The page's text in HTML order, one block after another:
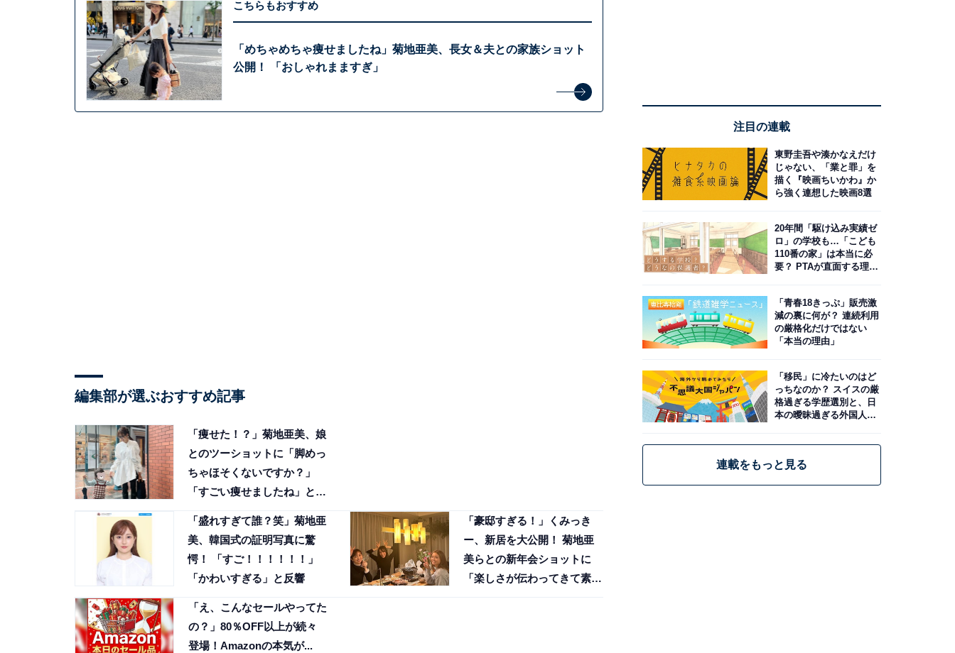
こちらもおすすめ
「めちゃめちゃ痩せましたね」菊地亜美、長女＆夫との家族ショット
公開！ 「おしゃれまますぎ」
編集部が選ぶおすすめ記事
「痩せた！？」菊地亜美、娘
とのツーショットに「脚めっ
ちゃほそくないですか？」
「すごい痩せましたね」と反
「盛れすぎて誰？笑」菊地亜
美、韓国式の証明写真に驚
愕！ 「すご！！！！！！」
「かわいすぎる」と反響
「豪邸すぎる！」くみっき
ー、新居を大公開！ 菊地亜
美らとの新年会ショットに
「楽しさが伝わってきて素
「え、こんなセールやってた
の？」80％OFF以上が続々
登場！Amazonの本気が...
注目の連載
東野圭吾や湊かなえだけ
じゃない、「業と罪」を
描く『映画ちいかわ』か
ら強く連想した映画8選
20年間「駆け込み実績ゼ
ロ」の学校も…「こども
110番の家」は本当に必
要？ PTAが直面する理想
「青春18きっぷ」販売激
減の裏に何が？ 連続利用
の厳格化だけではない
「本当の理由」
「移民」に冷たいのはど
っちなのか？ スイスの厳
格過ぎる学歴選別と、日
本の曖昧過ぎる外国人政
連載をもっと見る